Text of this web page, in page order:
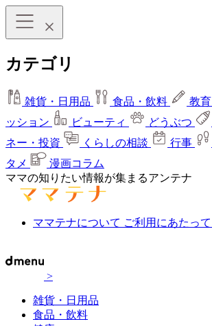
カテゴリ
雑貨・日用品 食品・飲料 教育
ッション
ビューティ どうぶつ
ネー・投資
くらしの相談 行事
タメ
漫画コラム
ママの知りたい情報が集まるアンテナ
ママテナについて ご利用にあたって
>
雑貨・日用品
食品・飲料